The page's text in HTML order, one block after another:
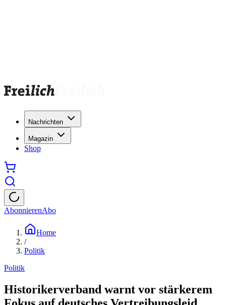
Nachrichten
Magazin
Shop
AbonnierenAbo
Home
/
Politik
Politik
Historikerverband warnt vor stärkerem